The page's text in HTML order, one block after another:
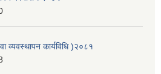
व्यवस्थापन कार्यविधि )२०८१